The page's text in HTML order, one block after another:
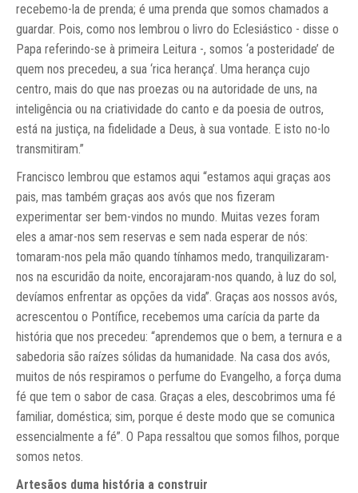
recebemo-la de prenda; é uma prenda que somos chamados a
guardar. Pois, como nos lembrou o livro do Eclesiástico - disse o
Papa referindo-se à primeira Leitura -, somos ‘a posteridade’ de
quem nos precedeu, a sua ‘rica herança’. Uma herança cujo
centro, mais do que nas proezas ou na autoridade de uns, na
inteligência ou na criatividade do canto e da poesia de outros,
está na justiça, na fidelidade a Deus, à sua vontade. E isto no-lo
transmitiram.”
Francisco lembrou que estamos aqui “estamos aqui graças aos
pais, mas também graças aos avós que nos fizeram
experimentar ser bem-vindos no mundo. Muitas vezes foram
eles a amar-nos sem reservas e sem nada esperar de nós:
tomaram-nos pela mão quando tínhamos medo, tranquilizaram-
nos na escuridão da noite, encorajaram-nos quando, à luz do sol,
devíamos enfrentar as opções da vida”. Graças aos nossos avós,
acrescentou o Pontífice, recebemos uma carícia da parte da
história que nos precedeu: “aprendemos que o bem, a ternura e a
sabedoria são raízes sólidas da humanidade. Na casa dos avós,
muitos de nós respiramos o perfume do Evangelho, a força duma
fé que tem o sabor de casa. Graças a eles, descobrimos uma fé
familiar, doméstica; sim, porque é deste modo que se comunica
essencialmente a fé”. O Papa ressaltou que somos filhos, porque
somos netos.
Artesãos duma história a construir